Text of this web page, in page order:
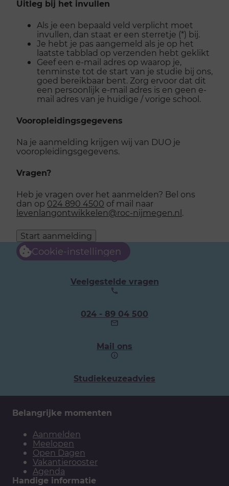
Uitleg bij het invullen
Als je een bepaald veld verplicht moet
invullen, dan staat er een sterretje (*) bij.
Je hebt je pas aangemeld als je op het
laatste tabblad op verzenden hebt geklikt
Geef een e-mail adres op waarop je,
tenminste tot de start van je studie bij ons,
goed bereikbaar bent. Zorg ervoor dat dit
een persoonlijk e-mail adres is en geen e-
mail adres van je huidige / vorige school.
Vooropleidingsgegevens
Na je aanmelding krijgen wij van DUO je
vooropleidingsgegevens.
Vragen?
Heb je vragen over het aanmelden? Bel ons
dan op 024 890 4500 of mail naar
levenlangontwikkelen@roc-nijmegen.nl.
Start aanmelding
Cookie-instellingen
Veelgestelde vragen
Ons
telefoonnummer:
024 - 89 04 500
Mail ons
Studiekeuzeadvies
Belangrijke momenten
Aanmelden
Meelopen
Open Dagen
Vakantierooster
Agenda
Handige informatie